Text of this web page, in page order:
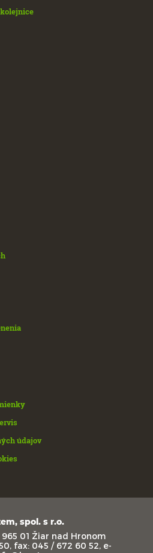
údajov
spol. s r.o.
965 01 Žiar nad Hronom
fax: 045 / 672 60 52, e-